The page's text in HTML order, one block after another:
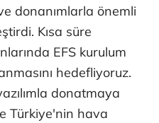
donanımlarla önemli
Kısa süre
EFS kurulum
hedefliyoruz.
donatmaya
Türkiye'nin hava